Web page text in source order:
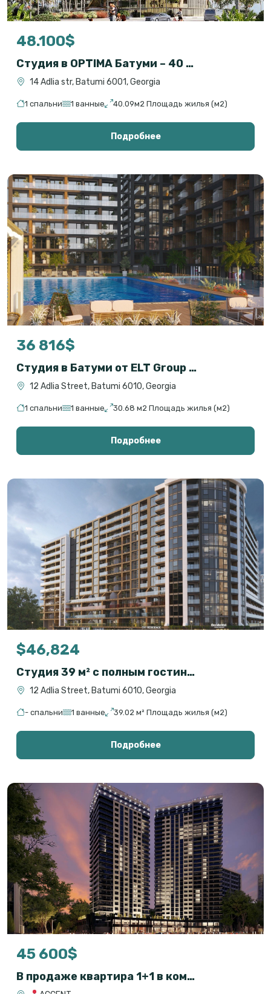
48.100$
Студия в OPTIMA Батуми – 40 м², сдача 2026, ипотека, дизайн в подарок
14 Adlia str, Batumi 6001, Georgia
1 спальни 1 ванные 40.09м2 Площадь жилья (м2)
Подробнее
36 816$
Студия в Батуми от ELT Group – 30.68 м², рассрочка, сдача 2028
12 Adlia Street, Batumi 6010, Georgia
1 спальни 1 ванные 30.68 м2 Площадь жилья (м2)
Подробнее
$46,824
Студия 39 м² с полным гостиничным сервисом в OXY Residence, Батуми
12 Adlia Street, Batumi 6010, Georgia
- спальни 1 ванные 39.02 м² Площадь жилья (м2)
Подробнее
45 600$
В продаже квартира 1+1 в комплексе